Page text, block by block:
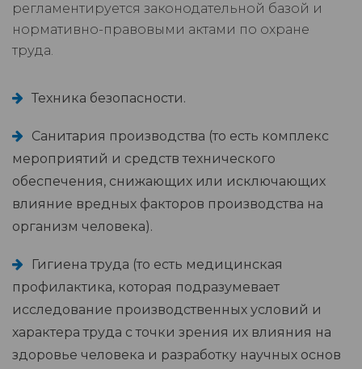
регламентируется законодательной базой и
нормативно-правовыми актами по охране
труда.
Техника безопасности.
Санитария производства (то есть комплекс
мероприятий и средств технического
обеспечения, снижающих или исключающих
влияние вредных факторов производства на
организм человека).
Гигиена труда (то есть медицинская
профилактика, которая подразумевает
исследование производственных условий и
характера труда с точки зрения их влияния на
здоровье человека и разработку научных основ